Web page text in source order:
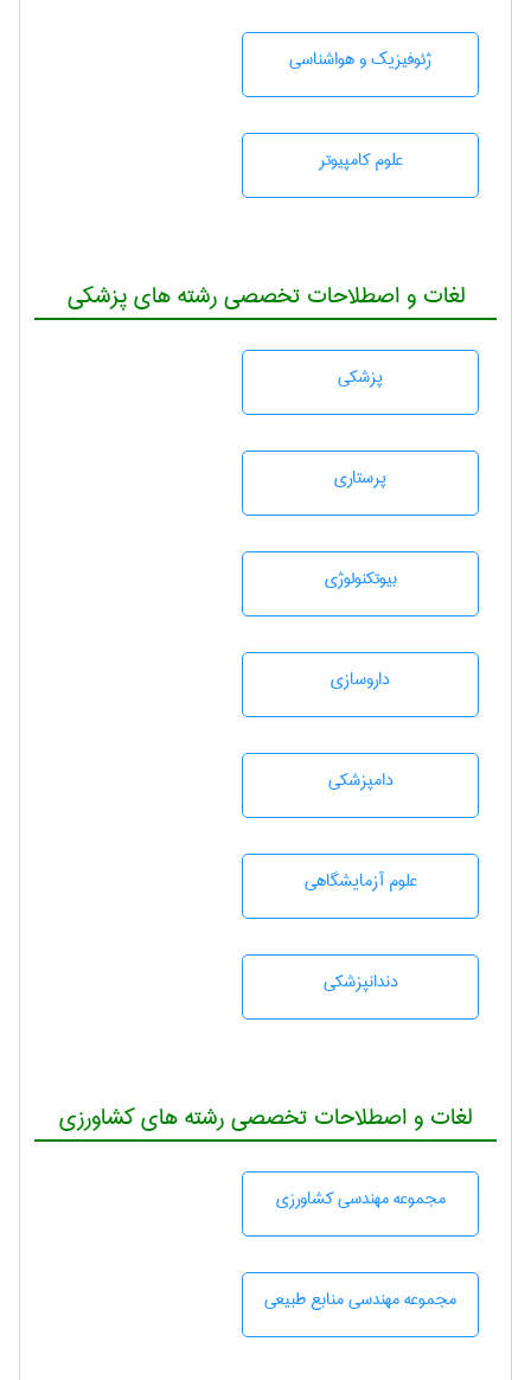
ژئوفيزيك و هواشناسی
علوم کامپیوتر
لغات و اصطلاحات تخصصی رشته های پزشکی
پزشكی
پرستاری
بيوتكنولوژی
داروسازی
دامپزشكی
علوم آزمايشگاهی
دندانپزشكی
لغات و اصطلاحات تخصصی رشته های کشاورزی
مجموعه مهندسی كشاورزی
مجموعه مهندسی منابع طبيعی